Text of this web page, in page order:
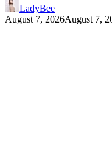
LadyBee
August 7, 2026August 7,